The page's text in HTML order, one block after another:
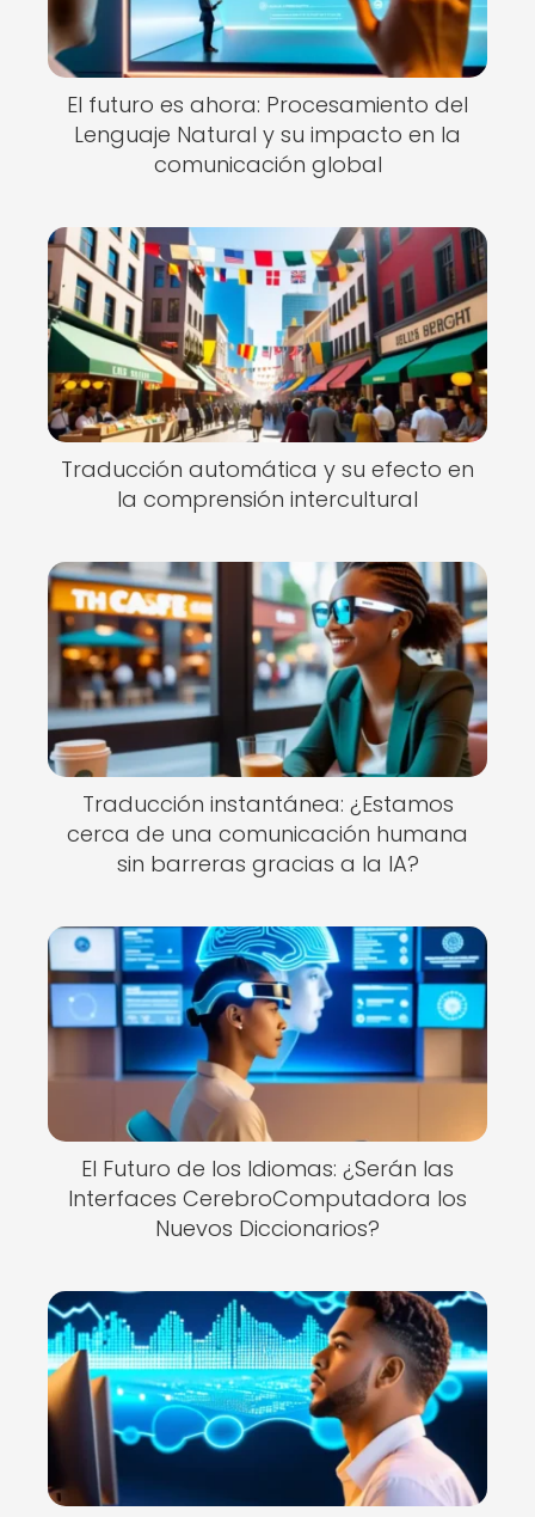
El futuro es ahora: Procesamiento del
Lenguaje Natural y su impacto en la
comunicación global
Traducción automática y su efecto en
la comprensión intercultural
Traducción instantánea: ¿Estamos
cerca de una comunicación humana
sin barreras gracias a la IA?
El Futuro de los Idiomas: ¿Serán las
Interfaces CerebroComputadora los
Nuevos Diccionarios?